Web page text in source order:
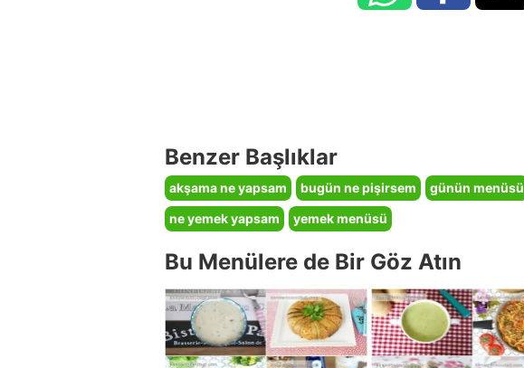
Benzer Başlıklar
akşama ne yapsam bugün ne pişirsem günün menüsü
ne yemek yapsam
yemek menüsü
Bu Menülere de Bir Göz Atın